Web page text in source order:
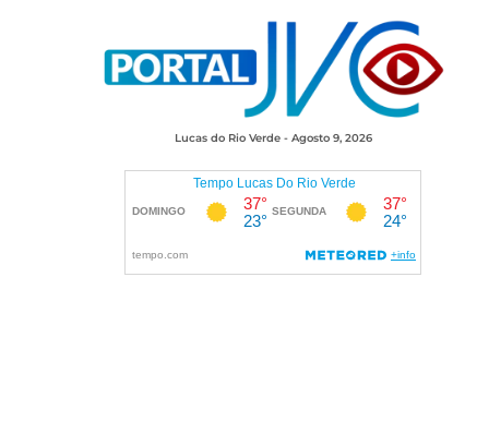
Lucas do Rio Verde - Agosto 9, 2026